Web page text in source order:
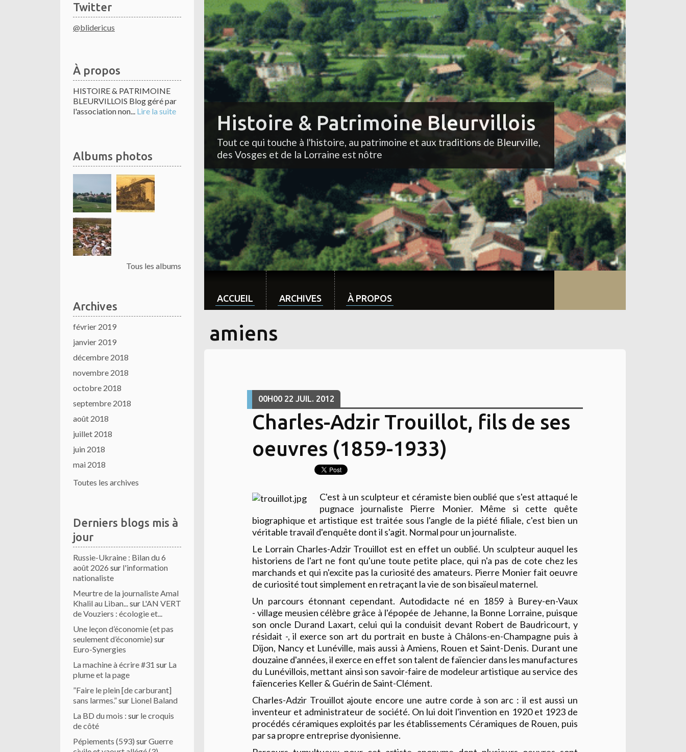
Twitter
@blidericus
À propos
HISTOIRE & PATRIMOINE
BLEURVILLOIS Blog géré par
l'association non... Lire la suite
Albums photos
Tous les albums
Archives
février 2019
janvier 2019
décembre 2018
novembre 2018
octobre 2018
septembre 2018
août 2018
juillet 2018
juin 2018
mai 2018
Toutes les archives
Derniers blogs mis à
jour
Russie-Ukraine : Bilan du 6
août 2026 sur l'information
nationaliste
Meurtre de la journaliste Amal
Khalil au Liban...sur L'AN VERT
de Vouziers : écologie et...
Une leçon d’économie (et pas
seulement d’économie) sur
Euro-Synergies
La machine à écrire #31 sur La
plume et la page
”Faire le plein [de carburant]
sans larmes.”sur Lionel Baland
La BD du mois : sur le croquis
de côté
Pépiements (593) surGuerre
Histoire & Patrimoine Bleurvillois
Tout ce qui touche à l'histoire, au patrimoine et aux traditions de Bleurville,
des Vosges et de la Lorraine est nôtre
ACCUEIL ARCHIVES À PROPOS
amiens
00H00 22 JUIL. 2012
Charles-Adzir Trouillot, fils de ses
oeuvres (1859-1933)
C'est à un sculpteur et céramiste bien oublié que s'est attaqué le
pugnace journaliste Pierre Monier. Même si cette quête
biographique et artistique est traitée sous l'angle de la piété filiale, c'est bien un
véritable travail d'enquête dont il s'agit. Normal pour un journaliste.
Le Lorrain Charles-Adzir Trouillot est en effet un oublié. Un sculpteur auquel les
historiens de l'art ne font qu'une toute petite place, qui n'a pas de cote chez les
marchands et qui n'excite pas la curiosité des amateurs. Pierre Monier fait oeuvre
de curiosité tout simplement en retraçant la vie de son bisaïeul maternel.
Un parcours étonnant cependant. Autodidacte né en 1859 à Burey-en-Vaux
- village meusien célèbre grâce à l'épopée de Jehanne, la Bonne Lorraine, puisque
son oncle Durand Laxart, celui qui la conduisit devant Robert de Baudricourt, y
résidait -, il exerce son art du portrait en buste à Châlons-en-Champagne puis à
Dijon, Nancy et Lunéville, mais aussi à Amiens, Rouen et Saint-Denis. Durant une
douzaine d'années, il exerce en effet son talent de faïencier dans les manufactures
du Lunévillois, mettant ainsi son savoir-faire de modeleur artistique au service des
faïenceries Keller & Guérin de Saint-Clément.
Charles-Adzir Trouillot ajoute encore une autre corde à son arc : il est aussi un
inventeur et administrateur de société. On lui doit l'invention en 1920 et 1923 de
procédés céramiques exploités par les établissements Céramiques de Rouen, puis
par sa propre entreprise dyonisienne.